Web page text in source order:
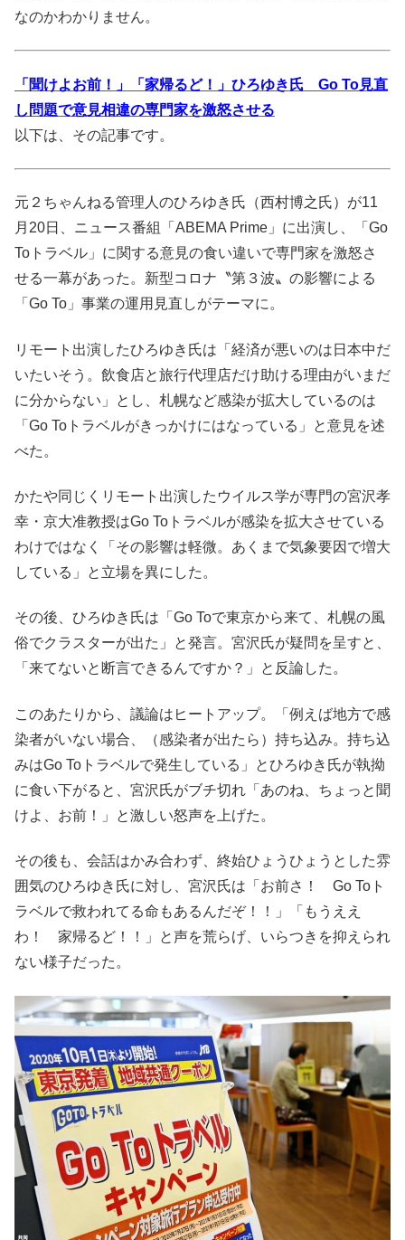
なのかわかりません。
「聞けよお前！」「家帰るど！」ひろゆき氏 Go To見直
し問題で意見相違の専門家を激怒させる
以下は、その記事です。
元２ちゃんねる管理人のひろゆき氏（西村博之氏）が11
月20日、ニュース番組「ABEMA Prime」に出演し、「Go
Toトラベル」に関する意見の食い違いで専門家を激怒さ
せる一幕があった。新型コロナ〝第３波〟の影響による
「Go To」事業の運用見直しがテーマに。
リモート出演したひろゆき氏は「経済が悪いのは日本中だ
いたいそう。飲食店と旅行代理店だけ助ける理由がいまだ
に分からない」とし、札幌など感染が拡大しているのは
「Go Toトラベルがきっかけにはなっている」と意見を述
べた。
かたや同じくリモート出演したウイルス学が専門の宮沢孝
幸・京大准教授はGo Toトラベルが感染を拡大させている
わけではなく「その影響は軽微。あくまで気象要因で増大
している」と立場を異にした。
その後、ひろゆき氏は「Go Toで東京から来て、札幌の風
俗でクラスターが出た」と発言。宮沢氏が疑問を呈すと、
「来てないと断言できるんですか？」と反論した。
このあたりから、議論はヒートアップ。「例えば地方で感
染者がいない場合、（感染者が出たら）持ち込み。持ち込
みはGo Toトラベルで発生している」とひろゆき氏が執拗
に食い下がると、宮沢氏がブチ切れ「あのね、ちょっと聞
けよ、お前！」と激しい怒声を上げた。
その後も、会話はかみ合わず、終始ひょうひょうとした雰
囲気のひろゆき氏に対し、宮沢氏は「お前さ！ Go Toト
ラベルで救われてる命もあるんだぞ！！」「もうええ
わ！ 家帰るど！！」と声を荒らげ、いらつきを抑えられ
ない様子だった。